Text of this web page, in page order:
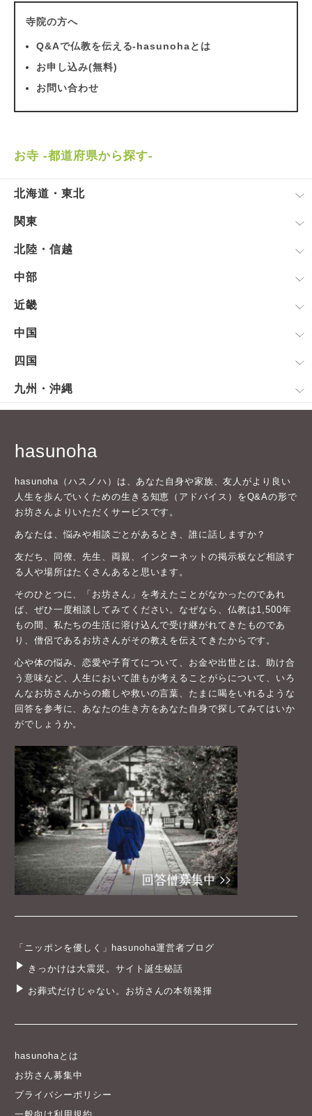
寺院の方へ
Q&Aで仏教を伝える-hasunohaとは
お申し込み(無料)
お問い合わせ
お寺 -都道府県から探す-
北海道・東北
関東
北陸・信越
中部
近畿
中国
四国
九州・沖縄
hasunoha
hasunoha（ハスノハ）は、あなた自身や家族、友人がより良い
人生を歩んでいくための生きる知恵（アドバイス）をQ&Aの形で
お坊さんよりいただくサービスです。
あなたは、悩みや相談ごとがあるとき、誰に話しますか？
友だち、同僚、先生、両親、インターネットの掲示板など相談す
る人や場所はたくさんあると思います。
そのひとつに、「お坊さん」を考えたことがなかったのであれ
ば、ぜひ一度相談してみてください。なぜなら、仏教は1,500年
もの間、私たちの生活に溶け込んで受け継がれてきたものであ
り、僧侶であるお坊さんがその教えを伝えてきたからです。
心や体の悩み、恋愛や子育てについて、お金や出世とは、助け合
う意味など、人生において誰もが考えることがらについて、いろ
んなお坊さんからの癒しや救いの言葉、たまに喝をいれるような
回答を参考に、あなたの生き方をあなた自身で探してみてはいか
がでしょうか。
「ニッポンを優しく」hasunoha運営者ブログ
きっかけは大震災。サイト誕生秘話
お葬式だけじゃない。お坊さんの本領発揮
hasunohaとは
お坊さん募集中
プライバシーポリシー